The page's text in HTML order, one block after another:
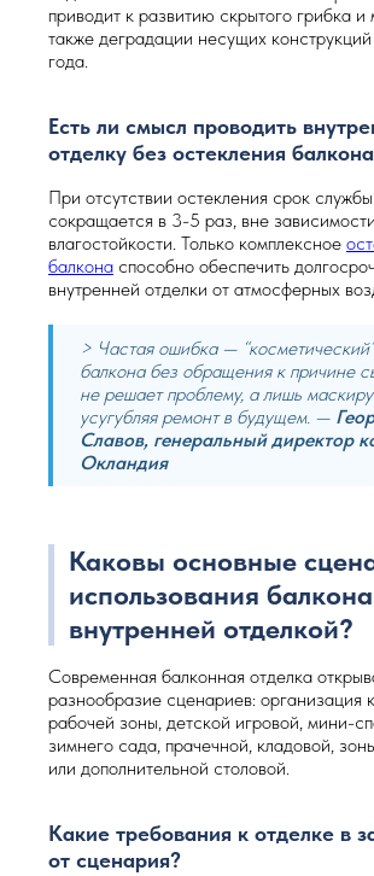
приводит к развитию скрытого грибка и
также деградации несущих
года.
Есть ли смысл проводить
отделку без остекления
При отсутствии остекления срок
сокращается в 3-5 раз, вне
влагостойкости. Только комплексное
балкона способно обеспечить
внутренней отделки от атмосферных
> Частая ошибка —
балкона без обращения к причине
не решает проблему, а лишь
усугубляя ремонт в будущем. —
Славов, генеральный директор
Окландия
Каковы основные
использования
внутренней отделкой?
Современная балконная отделка
разнообразие сценариев: организация
рабочей зоны, детской игровой, мини-
зимнего сада, прачечной, кладовой,
или дополнительной столовой.
Какие требования к отделке в
от сценария?